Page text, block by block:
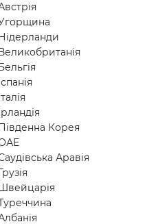
Нідерланди
Великобританія
Бельгія
Іспанія
Італія
Ірландія
Південна Корея
Аравія
Грузія
Швейцарія